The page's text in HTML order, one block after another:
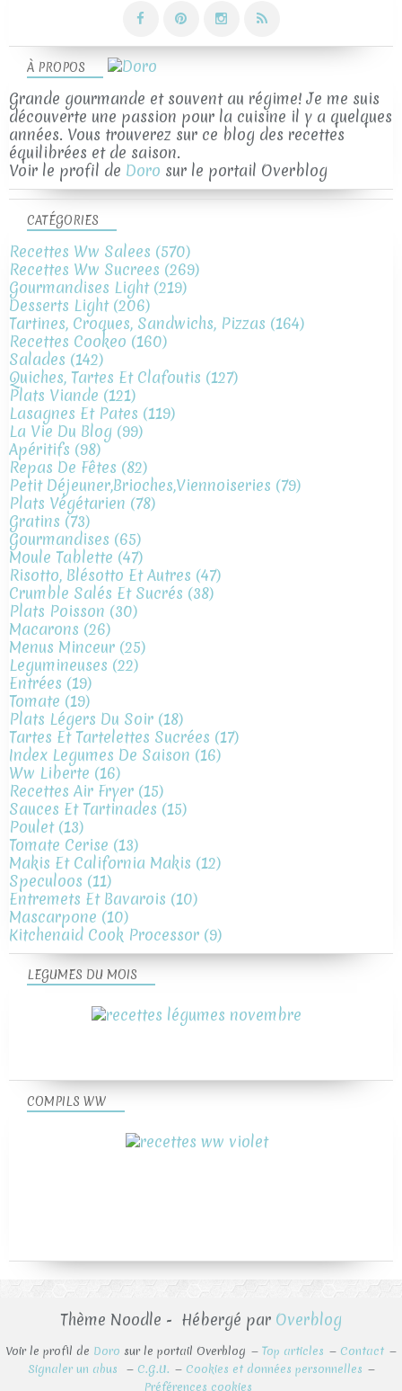
À PROPOS
Grande gourmande et souvent au régime! Je me suis
découverte une passion pour la cuisine il y a quelques
années. Vous trouverez sur ce blog des recettes
équilibrées et de saison.
Voir le profil de Doro sur le portail Overblog
CATÉGORIES
Recettes Ww Salees (570)
Recettes Ww Sucrees (269)
Gourmandises Light(219)
Desserts Light(206)
Tartines, Croques, Sandwichs, Pizzas (164)
Recettes Cookeo (160)
Salades (142)
Quiches, Tartes Et Clafoutis (127)
Plats Viande (121)
Lasagnes Et Pates (119)
La Vie Du Blog (99)
Apéritifs (98)
Repas De Fêtes (82)
Petit Déjeuner,brioches,viennoiseries (79)
Plats Végétarien (78)
Gratins (73)
Gourmandises (65)
Moule Tablette (47)
Risotto, Blésotto Et Autres (47)
Crumble Salés Et Sucrés (38)
Plats Poisson (30)
Macarons (26)
Menus Minceur (25)
Legumineuses (22)
Entrées (19)
Tomate (19)
Plats Légers Du Soir (18)
Tartes Et Tartelettes Sucrées (17)
Index Legumes De Saison (16)
Ww Liberte (16)
Recettes Air Fryer (15)
Sauces Et Tartinades (15)
Poulet(13)
Tomate Cerise (13)
Makis Et California Makis (12)
Speculoos (11)
Entremets Et Bavarois (10)
Mascarpone (10)
Kitchenaid Cook Processor (9)
LEGUMES DU MOIS
COMPILS WW
Thème Noodle - Hébergé par Overblog
Voir le profil de Doro sur le portail Overblog Top articles
Contact
Signaler un abus
C.G.U.
Cookies et données personnelles
Préférences cookies